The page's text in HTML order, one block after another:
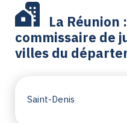
La Réunion
commissaire de
villes du
Saint-Denis